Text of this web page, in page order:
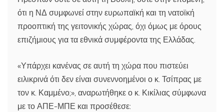
ότι η ΝΔ συμφωνεί στην ευρωπαϊκή και τη νατοϊκή
προοπτική της γειτονικής χώρας, όχι όμως με όρους
επιζήμιους για τα εθνικά συμφέροντα της Ελλάδας.
«Υπάρχει κανένας σε αυτή τη χώρα που πιστεύει
ειλικρινά ότι δεν είναι συνεννοημένοι ο κ. Τσίπρας με
τον κ. Καμμένο;», αναρωτήθηκε ο κ. Κικίλιας σύμφωνα
με το ΑΠΕ-ΜΠΕ και προσέθεσε: